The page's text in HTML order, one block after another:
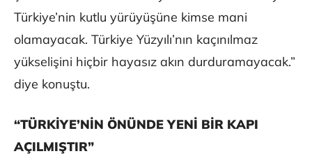
Türkiye’nin kutlu yürüyüşüne kimse mani
olamayacak. Türkiye Yüzyılı’nın kaçınılmaz
yükselişini hiçbir hayasız akın durduramayacak.”
diye konuştu.
“TÜRKİYE’NİN ÖNÜNDE YENİ BİR KAPI
AÇILMIŞTIR”